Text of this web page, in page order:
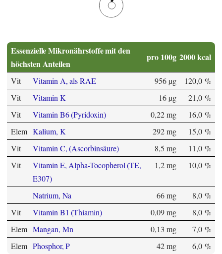
Essenzielle Mikronährstoffe mit den
höchsten Anteilen
pro 100g 2000 kcal
Vit Vitamin A, als RAE 956 µg
120,0 %
Vit
Vitamin K 16 µg
21,0 %
Vit
Vitamin B6 (Pyridoxin) 0,22 mg
16,0 %
Elem Kalium, K 292 mg
15,0 %
Vit
Vitamin C, (Ascorbinsäure) 8,5 mg
11,0 %
Vit
Vitamin E, Alpha-Tocopherol (TE,
E307)
1,2 mg 10,0 %
Natrium, Na 66 mg
8,0 %
Vit
Vitamin B1 (Thiamin) 0,09 mg
8,0 %
Elem Mangan, Mn 0,13 mg
7,0 %
Elem Phosphor, P 42 mg 6,0 %